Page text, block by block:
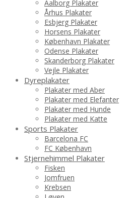
Aalborg Plakater
Århus Plakater
Esbjerg Plakater
Horsens Plakater
København Plakater
Odense Plakater
Skanderborg Plakater
Vejle Plakater
Dyreplakater
Plakater med Aber
Plakater med Elefanter
Plakater med Hunde
Plakater med Katte
Sports Plakater
Barcelona FC
FC København
Stjernehimmel Plakater
Fisken
Jomfruen
Krebsen